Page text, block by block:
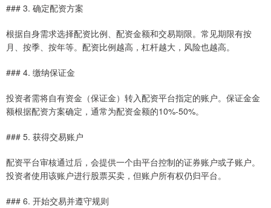
### 3. 确定配资方案
根据自身需求选择配资比例、配资金额和交易期限。常见期限有按
月、按季、按年等。配资比例越高，杠杆越大，风险也越高。
### 4. 缴纳保证金
投资者需将自有资金（保证金）转入配资平台指定的账户。保证金金
额根据配资方案确定，通常为配资金额的10%-50%。
### 5. 获得交易账户
配资平台审核通过后，会提供一个由平台控制的证券账户或子账户。
投资者使用该账户进行股票买卖，但账户所有权仍归平台。
### 6. 开始交易并遵守规则